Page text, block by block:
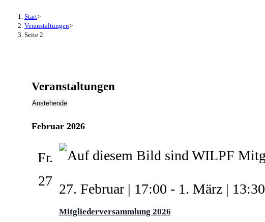
Start>
Veranstaltungen>
Seite 2
Veranstaltungen
Anstehende
Datum
wählen.
Februar 2026
Fr.
27
Mitgliederversammlung 2026
27. Februar | 17:00 - 1. März | 13:30